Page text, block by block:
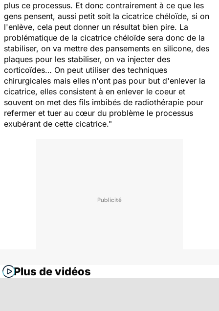
plus ce processus. Et donc contrairement à ce que les
gens pensent, aussi petit soit la cicatrice chéloïde, si on
l'enlève, cela peut donner un résultat bien pire. La
problématique de la cicatrice chéloïde sera donc de la
stabiliser, on va mettre des pansements en silicone, des
plaques pour les stabiliser, on va injecter des
corticoïdes… On peut utiliser des techniques
chirurgicales mais elles n'ont pas pour but d'enlever la
cicatrice, elles consistent à en enlever le coeur et
souvent on met des fils imbibés de radiothérapie pour
refermer et tuer au cœur du problème le processus
exubérant de cette cicatrice."
Plus de vidéos